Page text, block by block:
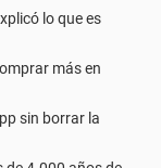
lo que es
más en
sin borrar la